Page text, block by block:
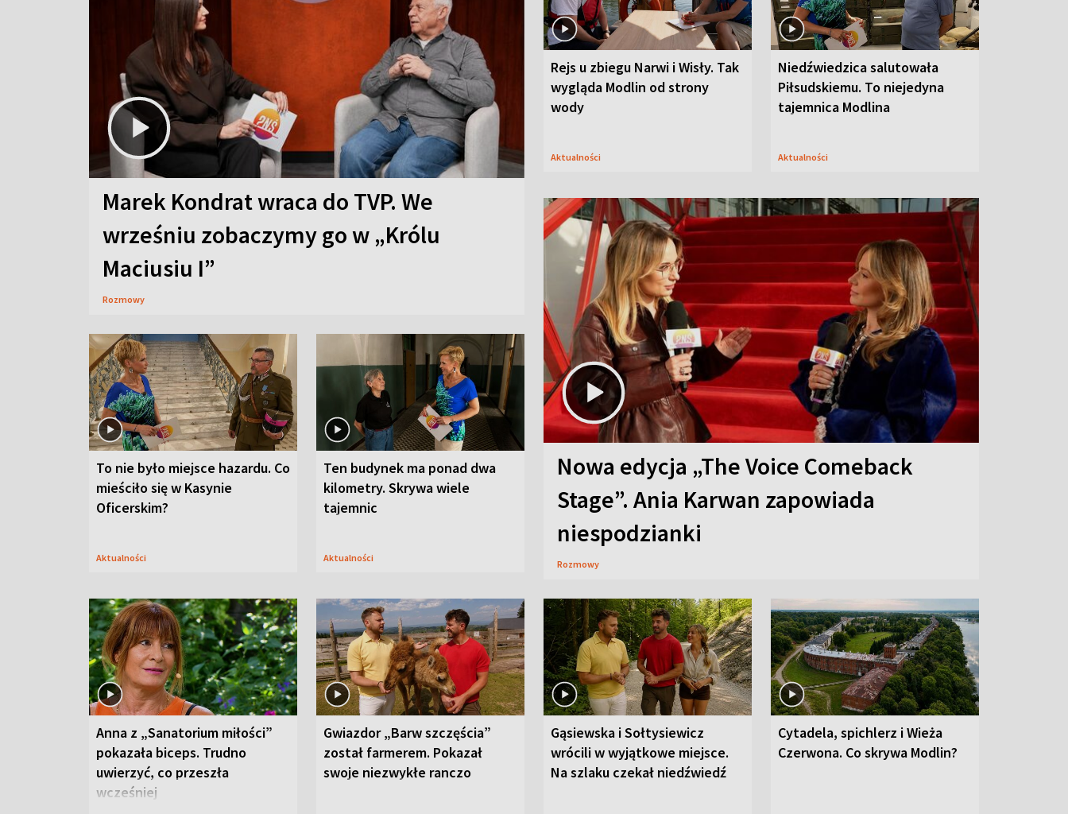
Marek Kondrat wraca do TVP. We
wrześniu zobaczymy go w „Królu
Maciusiu I”
Rozmowy
Rejs u zbiegu Narwi i Wisły. Tak
wygląda Modlin od strony
wody
Aktualności
Niedźwiedzica salutowała
Piłsudskiemu. To niejedyna
tajemnica Modlina
Aktualności
To nie było miejsce hazardu. Co
mieściło się w Kasynie
Oficerskim?
Aktualności
Ten budynek ma ponad dwa
kilometry. Skrywa wiele
tajemnic
Aktualności
Nowa edycja „The Voice Comeback
Stage”. Ania Karwan zapowiada
niespodzianki
Rozmowy
Anna z „Sanatorium miłości”
pokazała biceps. Trudno
uwierzyć, co przeszła
wcześniej
Gwiazdor „Barw szczęścia”
został farmerem. Pokazał
swoje niezwykłe ranczo
Gąsiewska i Sołtysiewicz
wrócili w wyjątkowe miejsce.
Na szlaku czekał niedźwiedź
Cytadela, spichlerz i Wieża
Czerwona. Co skrywa Modlin?